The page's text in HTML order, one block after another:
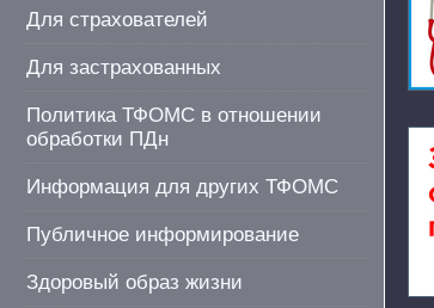
Для страхователей
Для застрахованных
Политика ТФОМС в отношении
обработки ПДн
Информация для других ТФОМС
Публичное информирование
Здоровый образ жизни